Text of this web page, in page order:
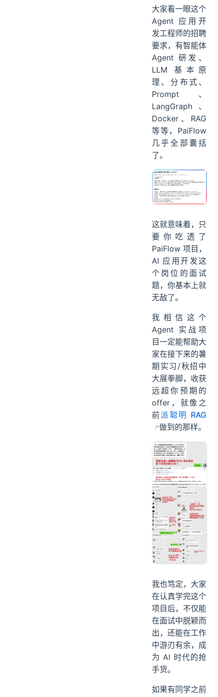
大家看一眼这个
Agent 应用开
发工程师的招聘
要求，有智能体
Agent 研发、
LLM 基本原
理、分布式、
Prompt、
LangGraph、
Docker、RAG
等等，PaiFlow
几乎全部囊括
了。
这就意味着，只
要你吃透了
PaiFlow 项目，
AI 应用开发这
个岗位的面试
题，你基本上就
无敌了。
我相信这个
Agent 实战项
目一定能帮助大
家在接下来的暑
期实习/秋招中
大展拳脚，收获
远超你预期的
offer，就像之
前派聪明 RAG
做到的那样。
我也笃定，大家
在认真学完这个
项目后，不仅能
在面试中脱颖而
出，还能在工作
中游刃有余，成
为 AI 时代的抢
手货。
如果有同学之前